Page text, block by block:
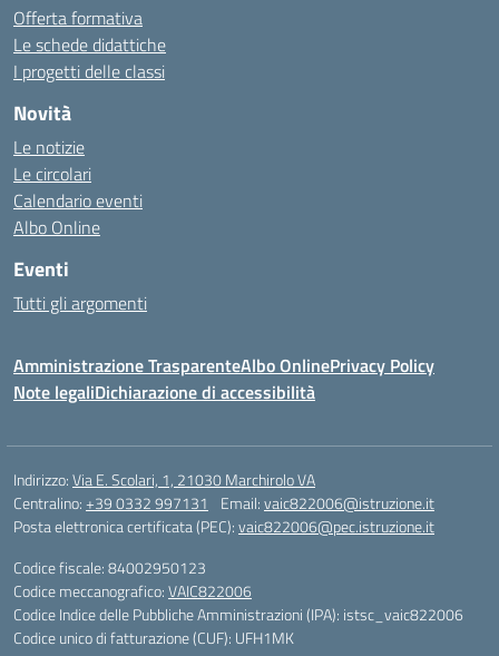
Offerta formativa
Le schede didattiche
I progetti delle classi
Novità
Le notizie
Le circolari
Calendario eventi
Albo Online
Eventi
Tutti gli argomenti
Amministrazione TrasparenteAlbo OnlinePrivacy Policy
Note legaliDichiarazione di accessibilità
Indirizzo:Via E. Scolari, 1, 21030 Marchirolo VA
Centralino:+39 0332 997131 Email:vaic822006@istruzione.it
Posta elettronica certificata (PEC):vaic822006@pec.istruzione.it
Codice fiscale: 84002950123
Codice meccanografico:VAIC822006
Codice Indice delle Pubbliche Amministrazioni (IPA): istsc_vaic822006
Codice unico di fatturazione (CUF): UFH1MK